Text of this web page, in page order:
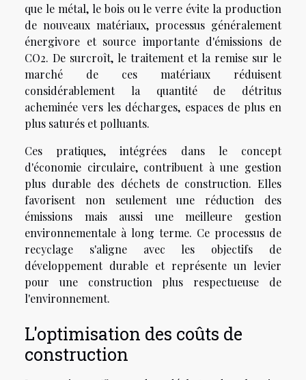
que le métal, le bois ou le verre évite la production
de nouveaux matériaux, processus généralement
énergivore et source importante d'émissions de
CO2. De surcroît, le traitement et la remise sur le
marché de ces matériaux réduisent
considérablement la quantité de détritus
acheminée vers les décharges, espaces de plus en
plus saturés et polluants.
Ces pratiques, intégrées dans le concept
d'économie circulaire, contribuent à une gestion
plus durable des déchets de construction. Elles
favorisent non seulement une réduction des
émissions mais aussi une meilleure gestion
environnementale à long terme. Ce processus de
recyclage s'aligne avec les objectifs de
développement durable et représente un levier
pour une construction plus respectueuse de
l'environnement.
L'optimisation des coûts de
construction